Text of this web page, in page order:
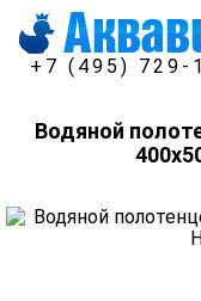
+7 (495) 729-
Водяной